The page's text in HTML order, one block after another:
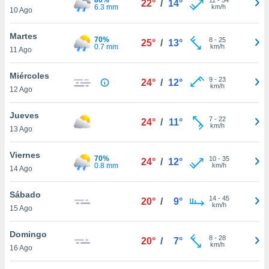
más
nuestra
y
de
disponible
cookies
aceptar
10 Ago
6.3 mm
22° / 14°
km/h
Martes
11 Ago
70%
0.7 mm
25° / 13° 8- 25
km/h
Miércoles
12 Ago
24° / 12° 9- 23
km/h
Jueves
13 Ago
24° / 11° 7- 22
km/h
Viernes
14 Ago
70%
0.8 mm
24° / 12° 10- 35
km/h
Sábado
15 Ago
20° / 9° 14- 45
km/h
Domingo
16 Ago
20° / 7° 8- 28
km/h